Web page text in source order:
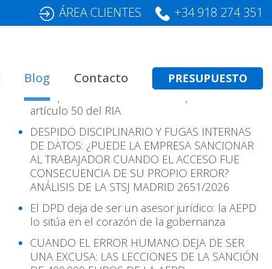
ÁREA CLIENTES +34 918 274 351
PRESUPUESTO
Blog Contacto
Transparencia en IA: cómo cumplir con el
artículo 50 del RIA
DESPIDO DISCIPLINARIO Y FUGAS INTERNAS
DE DATOS: ¿PUEDE LA EMPRESA SANCIONAR
AL TRABAJADOR CUANDO EL ACCESO FUE
CONSECUENCIA DE SU PROPIO ERROR?
ANÁLISIS DE LA STSJ MADRID 2651/2026
El DPD deja de ser un asesor jurídico: la AEPD
lo sitúa en el corazón de la gobernanza
CUANDO EL ERROR HUMANO DEJA DE SER
UNA EXCUSA: LAS LECCIONES DE LA SANCIÓN